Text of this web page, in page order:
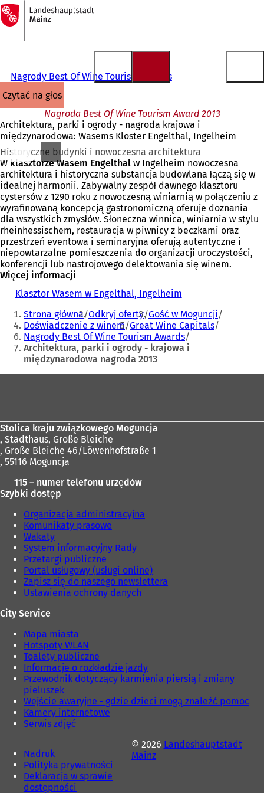
Przejdź do treści
Do
strony
głównej
Nagrody Best Of Wine Tourism Awards
czytać na głos
Nagroda Best Of Wine Tourism Award 2013
Architektura, parki i ogrody - nagroda krajowa i
międzynarodowa: Wasems Kloster Engelthal, Ingelheim
Historyczne budynki i nowoczesna architektura
W klasztorze Wasem Engelthal w Ingelheim nowoczesna
architektura i historyczna substancja budowlana łączą się w
idealnej harmonii. Zabywalny zespół dawnego klasztoru
cystersów z 1290 roku z nowoczesną winiarnią w połączeniu z
wyrafinowaną koncepcją gastronomiczną oferuje doznania
dla wszystkich zmysłów. Słoneczna winnica, winiarnia w stylu
rheinhessischem, restauracja w piwnicy z beczkami oraz
przestrzeń eventowa i seminaryjna oferują autentyczne i
niepowtarzalne pomieszczenia do organizacji uroczystości,
konferencji lub nastrojowego delektowania się winem.
Więcej informacji
Klasztor Wasem w Engelthal, Ingelheim
t
w
i
e
a
Jesteś
tutaj:
Strona główna Odkryj oferty Gość w Moguncji
Doświadczenie z winem Great Wine Capitals
Nagrody Best Of Wine Tourism Awards
Architektura, parki i ogrody - krajowa i
międzynarodowa nagroda 2013
Stolica kraju związkowego Moguncja
, Stadthaus, Große Bleiche
, Große Bleiche 46/Löwenhofstraße 1
, 55116 Moguncja
115 – numer telefonu urzędów
Szybki dostęp
Organizacja administracyjna
Komunikaty prasowe
Wakaty
System informacyjny Rady
Przetargi publiczne
Portal usługowy (usługi online)
Zapisz się do naszego newslettera
Ustawienia ochrony danych
City Service
Mapa miasta
Hotspoty WLAN
Toalety publiczne
Informacje o rozkładzie jazdy
Przewodnik dotyczący karmienia piersią i zmiany
pieluszek
Wejście awaryjne - gdzie dzieci mogą znaleźć pomoc
Kamery internetowe
Serwis zdjęć
Nadruk
Polityka prywatności
Deklaracja w sprawie
dostępności
© 2026 Landeshauptstadt
Mainz